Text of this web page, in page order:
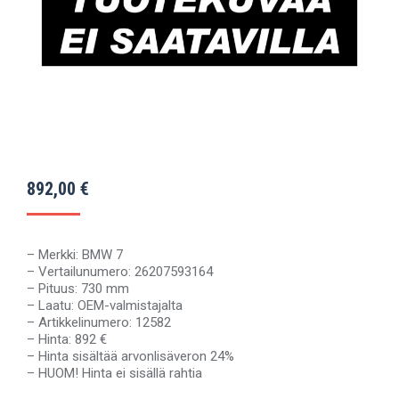
892,00 €
– Merkki: BMW 7
– Vertailunumero: 26207593164
– Pituus: 730 mm
– Laatu: OEM-valmistajalta
– Artikkelinumero: 12582
– Hinta: 892 €
– Hinta sisältää arvonlisäveron 24%
– HUOM! Hinta ei sisällä rahtia